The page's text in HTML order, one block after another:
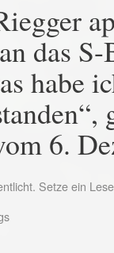
das
habe
6.
Setze ein